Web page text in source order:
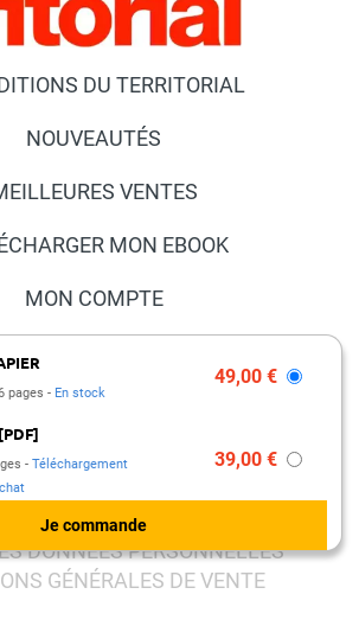
pages En stock
49,00 €
Téléchargement
39,00 €
DU TERRITORIAL
NOUVEAUTÉS
VENTES
MON EBOOK
MON COMPTE
FAQ
ET PARTENARIATS
MENTIONS LÉGALES
DONNÉES PERSONNELLES
GÉNÉRALES DE VENTE